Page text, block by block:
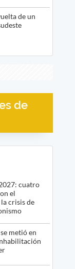
de un
de
cuatro
el
crisis de
metió en